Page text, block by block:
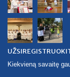
Kiekvieną savaitę